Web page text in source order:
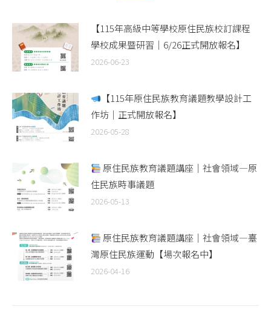
【115年高級中等學校原住民族校訂課程
學校成果暨研習｜6/26正式開放報名】
2026-06-23
【115年原住民族教育議題教學設計工
作坊｜正式開放報名】
2026-05-28
原住民族教育議題講座｜社會領域—原
住民族時事議題
2026-05-13
原住民族教育議題講座｜社會領域—臺
灣原住民族運動【場次報名中】
2026-04-16